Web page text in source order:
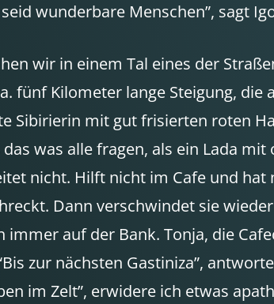
wunderbare Menschen”, sagt
wir in einem Tal eines der
fünf Kilometer lange Steigung,
Sibirierin mit gut frisierten roten
was alle fragen, als ein Lada
nicht. Hilft nicht im Cafe und
Dann verschwindet sie
immer auf der Bank. Tonja, die
zur nächsten Gastiniza”,
im Zelt”, erwidere ich etwas